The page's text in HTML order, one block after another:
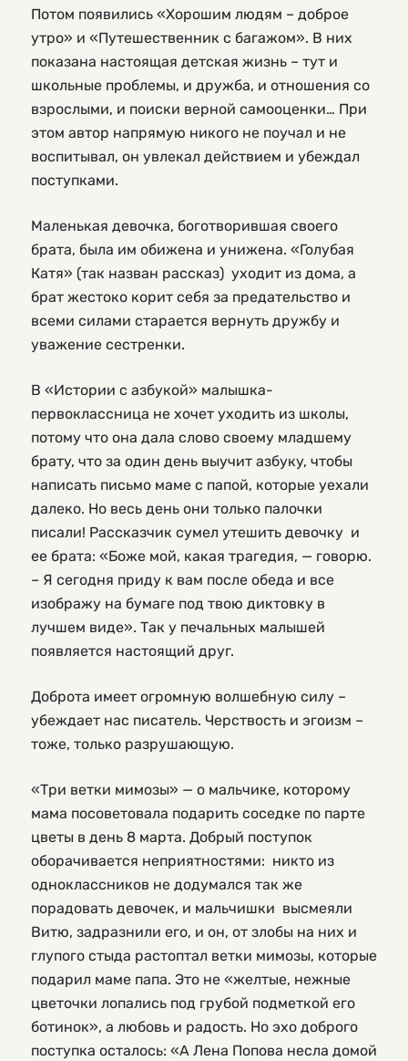
Потом появились «Хорошим людям – доброе
утро» и «Путешественник с багажом». В них
показана настоящая детская жизнь – тут и
школьные проблемы, и дружба, и отношения со
взрослыми, и поиски верной самооценки… При
этом автор напрямую никого не поучал и не
воспитывал, он увлекал действием и убеждал
поступками.
Маленькая девочка, боготворившая своего
брата, была им обижена и унижена. «Голубая
Катя» (так назван рассказ) уходит из дома, а
брат жестоко корит себя за предательство и
всеми силами старается вернуть дружбу и
уважение сестренки.
В «Истории с азбукой» малышка-
первоклассница не хочет уходить из школы,
потому что она дала слово своему младшему
брату, что за один день выучит азбуку, чтобы
написать письмо маме с папой, которые уехали
далеко. Но весь день они только палочки
писали! Рассказчик сумел утешить девочку и
ее брата: «Боже мой, какая трагедия, — говорю.
– Я сегодня приду к вам после обеда и все
изображу на бумаге под твою диктовку в
лучшем виде». Так у печальных малышей
появляется настоящий друг.
Доброта имеет огромную волшебную силу –
убеждает нас писатель. Черствость и эгоизм –
тоже, только разрушающую.
«Три ветки мимозы» — о мальчике, которому
мама посоветовала подарить соседке по парте
цветы в день 8 марта. Добрый поступок
оборачивается неприятностями: никто из
одноклассников не додумался так же
порадовать девочек, и мальчишки высмеяли
Витю, задразнили его, и он, от злобы на них и
глупого стыда растоптал ветки мимозы, которые
подарил маме папа. Это не «желтые, нежные
цветочки лопались под грубой подметкой его
ботинок», а любовь и радость. Но эхо доброго
поступка осталось: «А Лена Попова несла домой